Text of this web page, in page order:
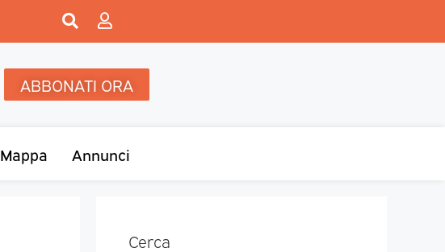
ABBONATI ORA
Mappa Annunci
Cerca